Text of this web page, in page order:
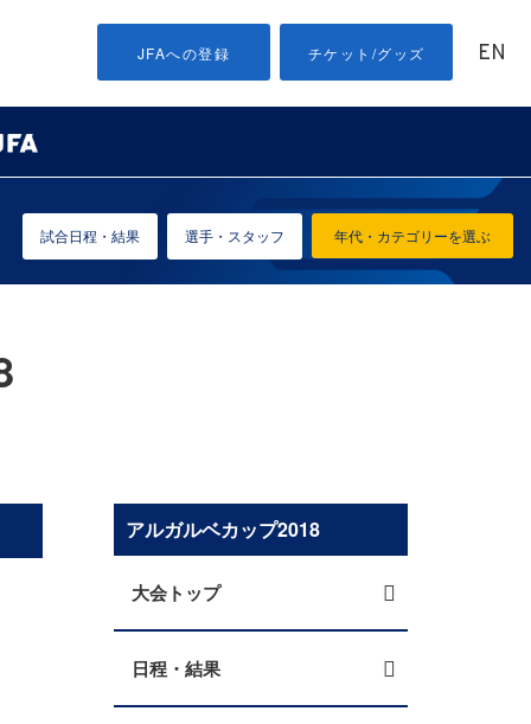
JFAへの登録 チケット/グッズ EN
年代・カテゴリーを選ぶ
試合日程・結果 選手・スタッフ
アルガルベカップ2018
大会トップ
日程・結果